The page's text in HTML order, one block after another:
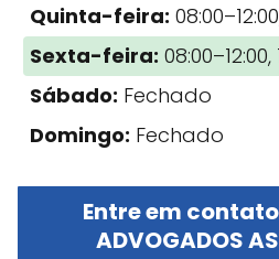
Quinta-feira:
Sexta-feira: 08:00–12:00,
Sábado: Fechado
Domingo: Fechado
Entre em contato
ADVOGADOS